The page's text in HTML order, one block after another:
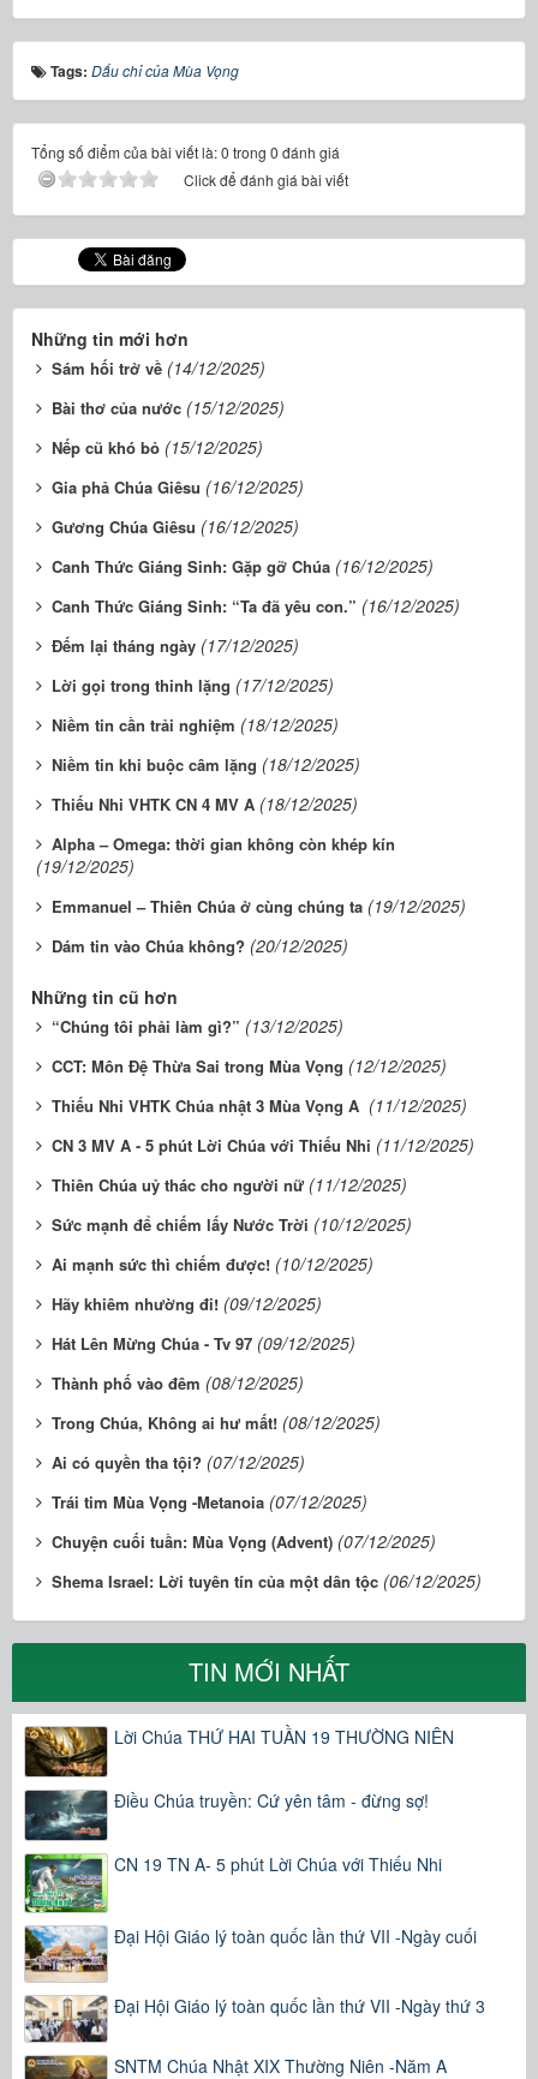
Tags: Dấu chỉ của Mùa Vọng
Tổng số điểm của bài viết là: 0 trong 0 đánh giá
Click để đánh giá bài viết
Những tin mới hơn
Sám hối trở về (14/12/2025)
Bài thơ của nước (15/12/2025)
Nếp cũ khó bỏ (15/12/2025)
Gia phả Chúa Giêsu (16/12/2025)
Gương Chúa Giêsu (16/12/2025)
Canh Thức Giáng Sinh: Gặp gỡ Chúa (16/12/2025)
Canh Thức Giáng Sinh: “Ta đã yêu con.” (16/12/2025)
Đếm lại tháng ngày (17/12/2025)
Lời gọi trong thinh lặng (17/12/2025)
Niềm tin cần trải nghiệm (18/12/2025)
Niềm tin khi buộc câm lặng (18/12/2025)
Thiếu Nhi VHTK CN 4 MV A (18/12/2025)
Alpha – Omega: thời gian không còn khép kín
(19/12/2025)
Emmanuel – Thiên Chúa ở cùng chúng ta (19/12/2025)
Dám tin vào Chúa không? (20/12/2025)
Những tin cũ hơn
“Chúng tôi phải làm gì?” (13/12/2025)
CCT: Môn Đệ Thừa Sai trong Mùa Vọng (12/12/2025)
Thiếu Nhi VHTK Chúa nhật 3 Mùa Vọng A ​​​​​​​ (11/12/2025)
CN 3 MV A - 5 phút Lời Chúa với Thiếu Nhi (11/12/2025)
Thiên Chúa uỷ thác cho người nữ (11/12/2025)
Sức mạnh để chiếm lấy Nước Trời (10/12/2025)
Ai mạnh sức thì chiếm được! (10/12/2025)
Hãy khiêm nhường đi! (09/12/2025)
Hát Lên Mừng Chúa - Tv 97 (09/12/2025)
Thành phố vào đêm (08/12/2025)
Trong Chúa, Không ai hư mất! (08/12/2025)
Ai có quyền tha tội? (07/12/2025)
Trái tim Mùa Vọng -Metanoia (07/12/2025)
Chuyện cuối tuần: Mùa Vọng (Advent) (07/12/2025)
Shema Israel: Lời tuyên tín của một dân tộc (06/12/2025)
TIN MỚI NHẤT
Lời Chúa THỨ HAI TUẦN 19 THƯỜNG NIÊN
Điều Chúa truyền: Cứ yên tâm - đừng sợ!
CN 19 TN A- 5 phút Lời Chúa với Thiếu Nhi
Đại Hội Giáo lý toàn quốc lần thứ VII -Ngày cuối
Đại Hội Giáo lý toàn quốc lần thứ VII -Ngày thứ 3
SNTM Chúa Nhật XIX Thường Niên -Năm A